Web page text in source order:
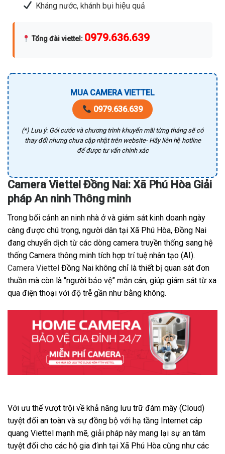
Kháng nước, khánh bụi hiệu quả
Tổng đài viettel : 0979.636.639
MUA CAMERA VIETTEL
0979.636.639
(*) Lưu ý: Gói cước và chương trình khuyến mãi từng tháng sẽ có
thay đổi nhưng chưa cập nhật trên website- Hãy liên hệ hotline
để được tư vấn chính xác
Camera Viettel Đồng Nai: Xã Phú Hòa Giải
pháp An ninh Thông minh
Trong bối cảnh an ninh nhà ở và giám sát kinh doanh ngày
càng được chú trọng, người dân tại Xã Phú Hòa, Đồng Nai
đang chuyển dịch từ các dòng camera truyền thống sang hệ
thống Camera thông minh tích hợp trí tuệ nhân tạo (AI).
Camera Viettel Đồng Nai không chỉ là thiết bị quan sát đơn
thuần mà còn là “người bảo vệ” mẫn cán, giúp giám sát từ xa
qua điện thoại với độ trễ gần như bằng không.
Với ưu thế vượt trội về khả năng lưu trữ đám mây (Cloud)
tuyệt đối an toàn và sự đồng bộ với hạ tầng Internet cáp
quang Viettel mạnh mẽ, giải pháp này mang lại sự an tâm
tuyệt đối cho các hộ gia đình tại Xã Phú Hòa cũng như các